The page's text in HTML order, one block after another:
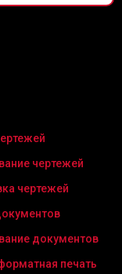
чертежей
чертежей
документов
печать